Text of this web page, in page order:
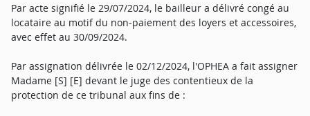
Par acte signifié le 29/07/2024, le bailleur a délivré congé au
locataire au motif du non-paiement des loyers et accessoires,
avec effet au 30/09/2024.
Par assignation délivrée le 02/12/2024, l'OPHEA a fait assigner
Madame [S] [E] devant le juge des contentieux de la
protection de ce tribunal aux fins de :